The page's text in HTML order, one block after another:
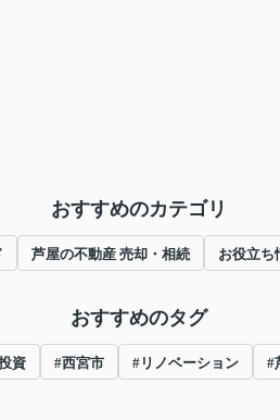
おすすめのカテゴリ
芦屋の不動産 売却・相続 お役立ち
おすすめのタグ
資 #西宮市 #リノベーション #